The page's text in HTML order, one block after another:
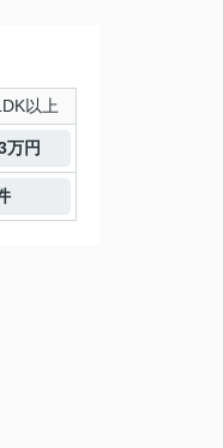
以上
万円